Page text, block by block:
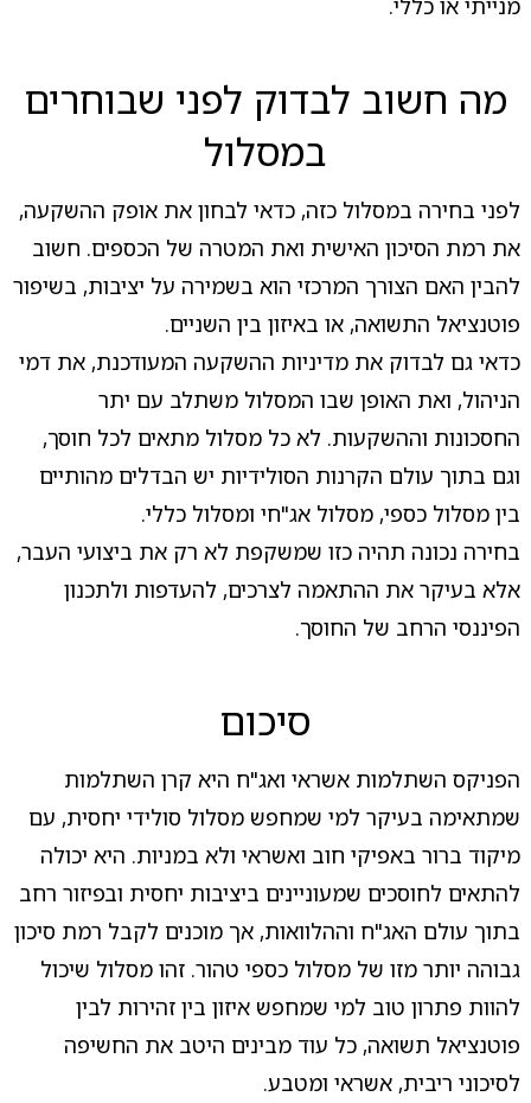
מנייתי או כללי.
מה חשוב לבדוק לפני שבוחרים
במסלול
לפני בחירה במסלול כזה, כדאי לבחון את אופק ההשקעה,
את רמת הסיכון האישית ואת המטרה של הכספים. חשוב
להבין האם הצורך המרכזי הוא בשמירה על יציבות, בשיפור
פוטנציאל התשואה, או באיזון בין השניים.
כדאי גם לבדוק את מדיניות ההשקעה המעודכנת, את דמי
הניהול, ואת האופן שבו המסלול משתלב עם יתר
החסכונות וההשקעות. לא כל מסלול מתאים לכל חוסך,
וגם בתוך עולם הקרנות הסולידיות יש הבדלים מהותיים
בין מסלול כספי, מסלול אג"חי ומסלול כללי.
בחירה נכונה תהיה כזו שמשקפת לא רק את ביצועי העבר,
אלא בעיקר את ההתאמה לצרכים, להעדפות ולתכנון
הפיננסי הרחב של החוסך.
סיכום
הפניקס השתלמות אשראי ואג"ח היא קרן השתלמות
שמתאימה בעיקר למי שמחפש מסלול סולידי יחסית, עם
מיקוד ברור באפיקי חוב ואשראי ולא במניות. היא יכולה
להתאים לחוסכים שמעוניינים ביציבות יחסית ובפיזור רחב
בתוך עולם האג"ח וההלוואות, אך מוכנים לקבל רמת סיכון
גבוהה יותר מזו של מסלול כספי טהור. זהו מסלול שיכול
להוות פתרון טוב למי שמחפש איזון בין זהירות לבין
פוטנציאל תשואה, כל עוד מבינים היטב את החשיפה
לסיכוני ריבית, אשראי ומטבע.